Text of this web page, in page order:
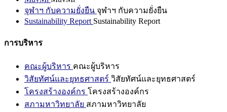
จุฬาฯ กับความยั่งยืน จุฬาฯ กับความยั่งยืน
Sustainability Report Sustainability Report
การบริหาร
คณะผู้บริหาร คณะผู้บริหาร
วิสัยทัศน์และยุทธศาสตร์ วิสัยทัศน์และยุทธศาสตร์
โครงสร้างองค์กร โครงสร้างองค์กร
สภามหาวิทยาลัย สภามหาวิทยาลัย